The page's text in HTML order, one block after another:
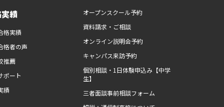
績
格実績
格者の声
推薦
ポート
績
オープンスクール予約
資料請求・ご相談
オンライン説明会予約
キャンパス来訪予約
個別相談・1日体験申込み【中学
生】
三者面談事前相談フォーム